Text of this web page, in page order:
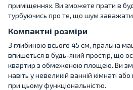
приміщеннях. Ви зможете прати в
турбуючись про те, що шум
Компактні розміри
З глибиною всього 45 см, пральна
впишеться в будь-який простір, що
квартир з обмеженою площею. Ви
навіть у невеликій ванній кімнаті
при цьому функціональністю.